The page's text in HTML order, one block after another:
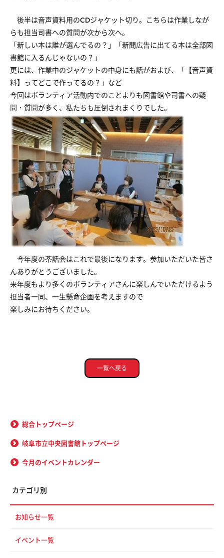
後半は音声資料用のCDジャケット切り。こちらは作業しなが
らも担当司書への質問が次から次へ。
「新しい本は誰が選んでるの？」「新聞広告に出てる本は全部図
書館に入るんじゃないの？」
更には、作業中のジャケットの中身にも話がおよび、「【音声資
料】ってどこで作ってるの？」など
今回はボランティア活動内でのことよりも図書館や司書への疑
問・質問が多く、私たちも圧倒されまくりでした。
今年度の茶話会はこれで最後になります。参加いただいた皆さ
んありがとうございました。
来年度もより多くのボランティアさんに楽しんでいただけるよう
担当者一同、一生懸命企画を考えますので
楽しみにお待ちください。
一覧へ戻る
総合トップページ
岐阜市立中央図書館トップページ
今月のイベントカレンダー
カテゴリ別
お知らせ一覧
イベント一覧